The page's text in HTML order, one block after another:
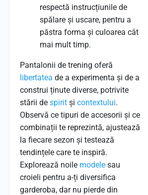
respectă instrucțiunile de
spălare și uscare, pentru a
păstra forma și culoarea cât
mai mult timp.
Pantalonii de trening oferă
libertatea de a experimenta și de a
construi ținute diverse, potrivite
stării de spirit și contextului.
Observă ce tipuri de accesorii și ce
combinații te reprezintă, ajustează
la fiecare sezon și testează
tendințele care te inspiră.
Explorează noile modele sau
croieli pentru a-ți diversifica
garderoba, dar nu pierde din